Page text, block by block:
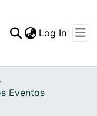
Log In
Eventos